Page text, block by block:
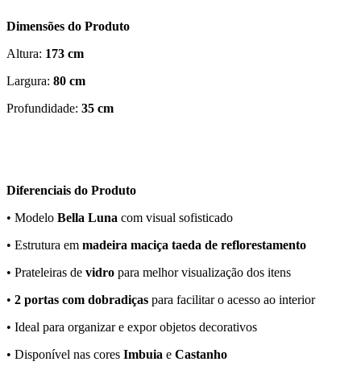
Dimensões do Produto
Altura: 173 cm
Largura: 80 cm
Profundidade: 35 cm
Diferenciais do Produto
• Modelo Bella Luna com visual sofisticado
• Estrutura em madeira maciça taeda de reflorestamento
• Prateleiras de vidro para melhor visualização dos itens
• 2 portas com dobradiças para facilitar o acesso ao interior
• Ideal para organizar e expor objetos decorativos
• Disponível nas cores Imbuia e Castanho